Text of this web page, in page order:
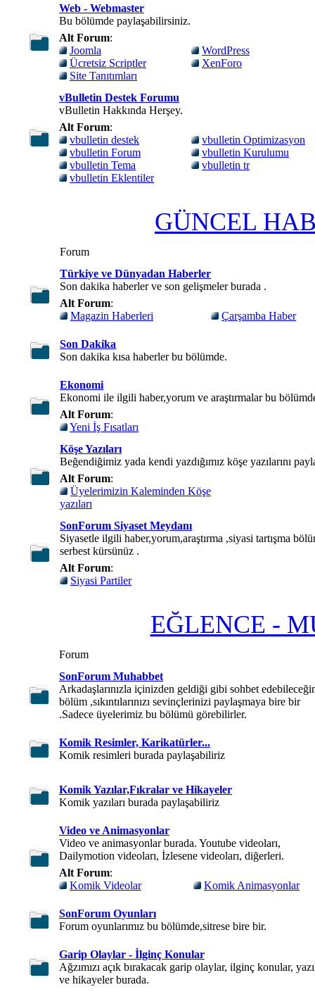
Web - Webmaster
Bu bölümde paylaşabilirsiniz.
Alt Forum:
Joomla
WordPress
Ücretsiz Scriptler
XenForo
Site Tanıtımları
vBulletin Destek Forumu
vBulletin Hakkında Herşey.
Alt Forum:
vbulletin destek
vbulletin Optimizasyon
vbulletin Forum
vbulletin Kurulumu
vbulletin Tema
vbulletin tr
vbulletin Eklentiler
GÜNCEL
Forum
Türkiye ve Dünyadan Haberler
Son dakika haberler ve son gelişmeler burada .
Alt Forum:
Magazin Haberleri
Çarşamba Haber
Son Dakika
Son dakika kısa haberler bu bölümde.
Ekonomi
Ekonomi ile ilgili haber,yorum ve araştırmalar bu
Alt Forum:
Yeni İş Fısatları
Köşe Yazıları
Beğendiğimiz yada kendi yazdığımız köşe yazılarını
Alt Forum:
Üyelerimizin Kaleminden Köşe
yazıları
SonForum Siyaset Meydanı
Siyasetle ilgili haber,yorum,araştırma ,siyasi tartışma
serbest kürsünüz .
Alt Forum:
Siyasi Partiler
EĞLENCE -
Forum
SonForum Muhabbet
Arkadaşlarınızla içinizden geldiği gibi sohbet
bölüm ,sıkıntılarınızı sevinçlerinizi paylaşmaya bire bir
.Sadece üyelerimiz bu bölümü görebilirler.
Komik Resimler, Karikatürler...
Komik resimleri burada paylaşabiliriz
Komik Yazılar,Fıkralar ve Hikayeler
Komik yazıları burada paylaşabiliriz
Video ve Animasyonlar
Video ve animasyonlar burada. Youtube videoları,
Dailymotion videoları, İzlesene videoları, diğerleri.
Alt Forum:
Komik Videolar
Komik Animasyonlar
SonForum Oyunları
Forum oyunlarımız bu bölümde,sitrese bire bir.
Garip Olaylar - İlginç Konular
Ağzımızı açık bırakacak garip olaylar, ilginç konular,
ve hikayeler burada.